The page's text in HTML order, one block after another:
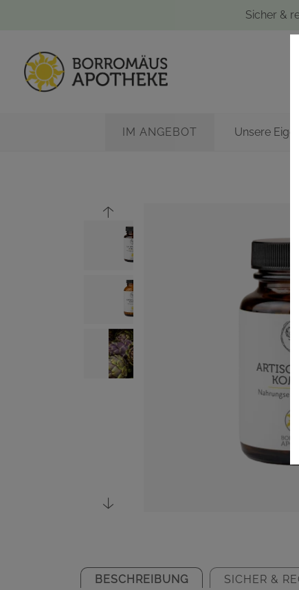
Sicher &
IM ANGEBOT Unsere
BESCHREIBUNG SICHER &